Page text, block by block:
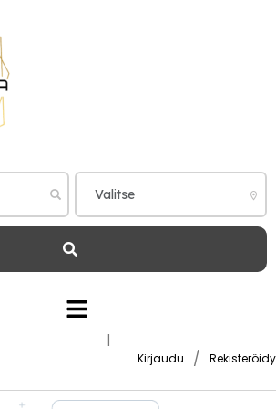
|
Kirjaudu / Rekisteröidy